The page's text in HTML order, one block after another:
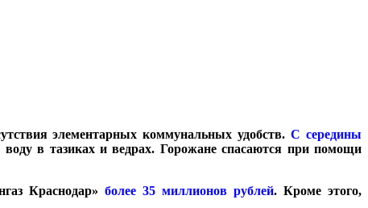
элементарных коммунальных удобств.С середины
в тазиках и ведрах. Горожане спасаются при помощи
Краснодар» более 35 миллионов рублей. Кроме этого,